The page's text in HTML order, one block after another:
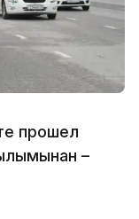
прошел
–